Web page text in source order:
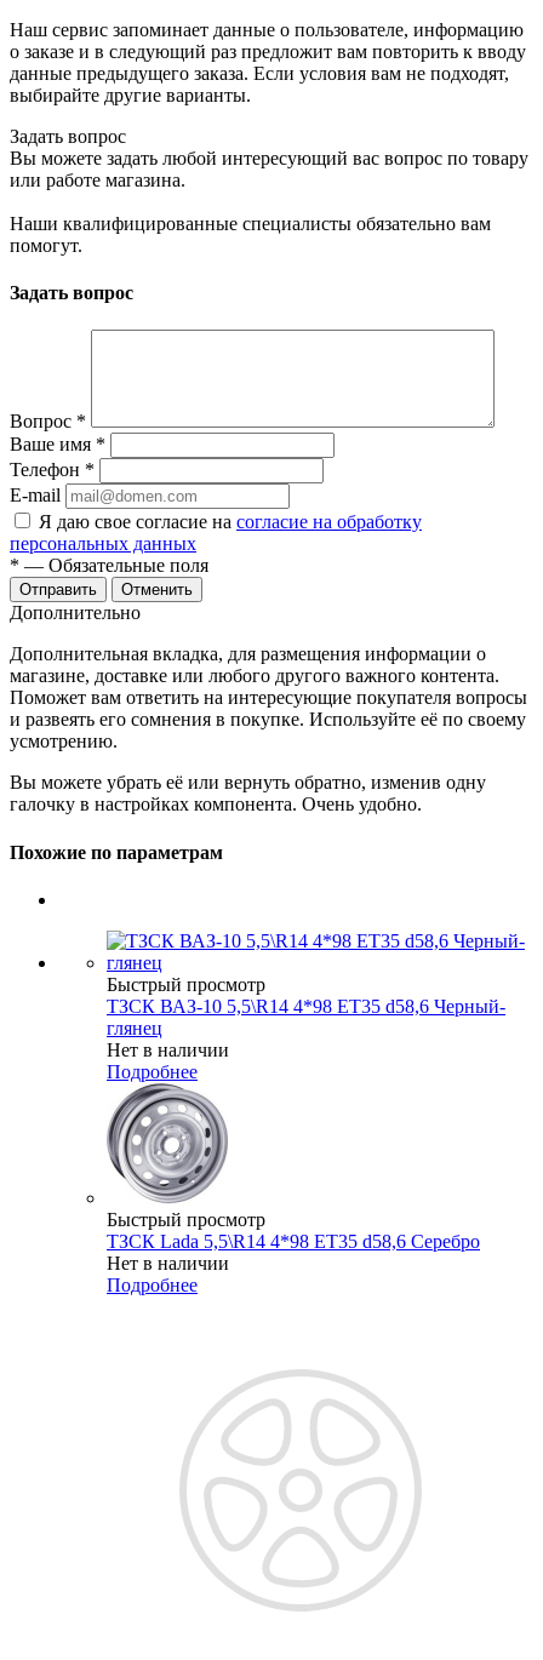
Наш сервис запоминает данные о пользователе, информацию
о заказе и в следующий раз предложит вам повторить к вводу
данные предыдущего заказа. Если условия вам не подходят,
выбирайте другие варианты.
Задать вопрос
Вы можете задать любой интересующий вас вопрос по товару
или работе магазина.
Наши квалифицированные специалисты обязательно вам
помогут.
Задать вопрос
Вопрос *
Ваше имя *
Телефон *
E-mail
Я даю свое согласие на согласие на обработку
персональных данных
* — Обязательные поля
Отменить
Дополнительно
Дополнительная вкладка, для размещения информации о
магазине, доставке или любого другого важного контента.
Поможет вам ответить на интересующие покупателя вопросы
и развеять его сомнения в покупке. Используйте её по своему
усмотрению.
Вы можете убрать её или вернуть обратно, изменив одну
галочку в настройках компонента. Очень удобно.
Похожие по параметрам
Быстрый просмотр
ТЗСК ВАЗ-10 5,5\R14 4*98 ET35 d58,6 Черный-
глянец
Нет в наличии
Подробнее
Быстрый просмотр
ТЗСК Lada 5,5\R14 4*98 ET35 d58,6 Серебро
Нет в наличии
Подробнее